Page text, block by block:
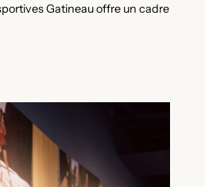
Gatineau offre un cadre